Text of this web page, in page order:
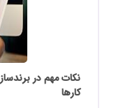
نکات مهم در
کارها